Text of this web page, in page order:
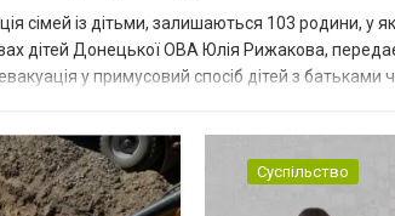
сімей із дітьми, залишаються 103 родини, у
дітей Донецької ОВА Юлія Рижакова,
у примусовий спосіб дітей з батьками
Суспільство